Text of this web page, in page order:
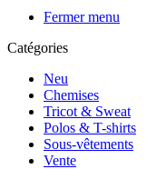
Fermer menu
Catégories
Neu
Chemises
Tricot & Sweat
Polos & T-shirts
Sous-vêtements
Vente